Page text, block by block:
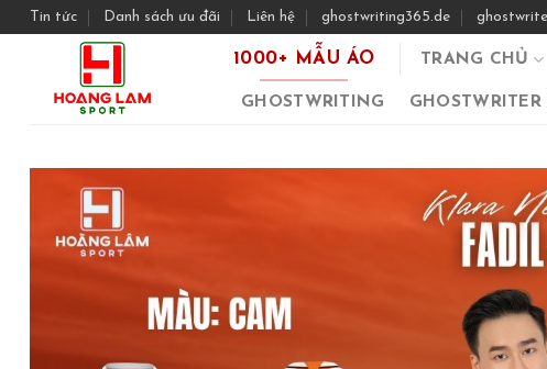
SkipTin tức Danh sách ưu đãi Liên hệ ghostwriting365.de
1000+ MẪU ÁO TRANG CHỦ
GHOSTWRITING GHOSTWRITER